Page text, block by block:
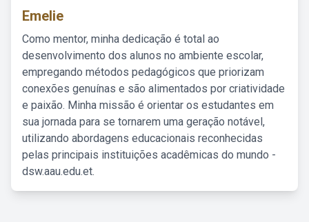
Emelie
Como mentor, minha dedicação é total ao
desenvolvimento dos alunos no ambiente escolar,
empregando métodos pedagógicos que priorizam
conexões genuínas e são alimentados por criatividade
e paixão. Minha missão é orientar os estudantes em
sua jornada para se tornarem uma geração notável,
utilizando abordagens educacionais reconhecidas
pelas principais instituições acadêmicas do mundo -
dsw.aau.edu.et.